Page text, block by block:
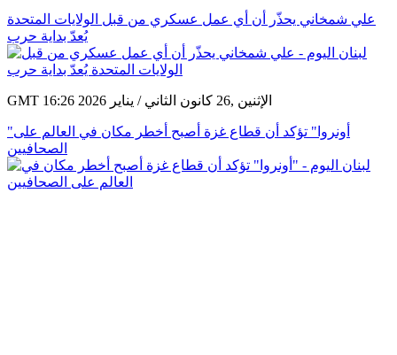
علي شمخاني يحذّر أن أي عمل عسكري من قبل الولايات المتحدة
يُعدّ بداية حرب
GMT 16:26 2026 الإثنين ,26 كانون الثاني / يناير
"أونروا" تؤكد أن قطاع غزة أصبح أخطر مكان في العالم على
الصحافيين